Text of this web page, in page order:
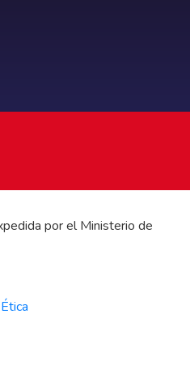
por el Ministerio de